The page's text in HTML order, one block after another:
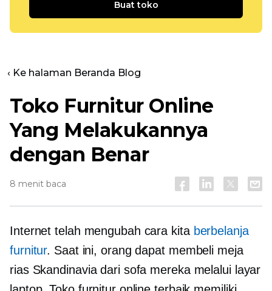
Buat toko
‹ Ke halaman Beranda Blog
Toko Furnitur Online
Yang Melakukannya
dengan Benar
8 menit baca
Internet telah mengubah cara kita berbelanja
furnitur. Saat ini, orang dapat membeli meja
rias Skandinavia dari sofa mereka melalui layar